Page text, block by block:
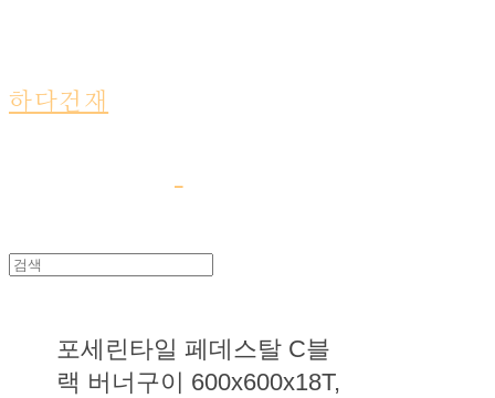
하다건재
포세린타일 페데스탈 C블
랙 버너구이 600x600x18T,